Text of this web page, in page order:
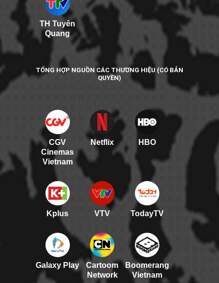
TH Tuyên
Quang
TỔNG HỢP NGUỒN CÁC THƯƠNG HIỆU (CÓ BẢN
QUYỀN)
CGV
Cinemas
Vietnam
Netflix HBO
Kplus VTV TodayTV
Galaxy Play
Cartoom
Network
Boomerang
Vietnam